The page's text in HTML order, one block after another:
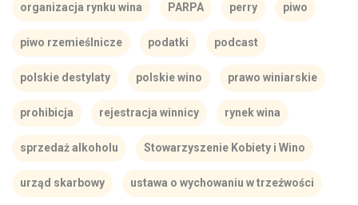
organizacja rynku wina PARPA perry piwo
piwo rzemieślnicze podatki podcast
polskie destylaty polskie wino prawo winiarskie
prohibicja rejestracja winnicy rynek wina
sprzedaż alkoholu Stowarzyszenie Kobiety i Wino
urząd skarbowy ustawa o wychowaniu w trzeźwości